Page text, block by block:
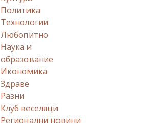
Политика
Технологии
Любопитно
Наука и
образование
Икономика
Здраве
Разни
Клуб веселяци
Регионални новини